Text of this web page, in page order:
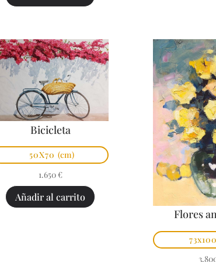
Bicicleta
50X70 (cm)
1.650 €
Añadir al carrito
Flores
73x100